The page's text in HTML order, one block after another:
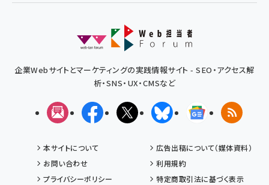
企業Webサイトとマーケティングの実践情報サイト - SEO・アクセス解
析・SNS・UX・CMSなど
メルマガFacebookX(エックス)BlueskyGoogleニュ
RSS
本サイトについて
広告出稿について（媒体資料）
お問い合わせ
利用規約
プライバシーポリシー
特定商取引法に基づく表示